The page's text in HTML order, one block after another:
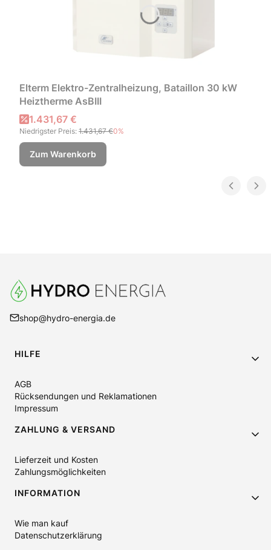
Elterm Elektro-Zentralheizung, Bataillon 30 kW
Heiztherme AsBIII
Aktionspreis
1.431,67 €
Niedrigster Preis: 1.431,67 €0%
Zum Warenkorb
shop@hydro-energia.de
Fußzeilenmenü
HILFE
AGB
Rücksendungen und Reklamationen
Impressum
ZAHLUNG & VERSAND
Lieferzeit und Kosten
Zahlungsmöglichkeiten
INFORMATION
Wie man kauf
Datenschutzerklärung